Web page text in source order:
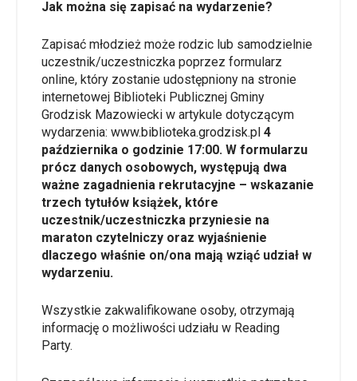
Jak można się zapisać na wydarzenie?
Zapisać młodzież może rodzic lub samodzielnie
uczestnik/uczestniczka poprzez formularz
online, który zostanie udostępniony na stronie
internetowej Biblioteki Publicznej Gminy
Grodzisk Mazowiecki w artykule dotyczącym
wydarzenia: www.biblioteka.grodzisk.pl 4
października o godzinie 17:00. W formularzu
prócz danych osobowych, występują dwa
ważne zagadnienia rekrutacyjne – wskazanie
trzech tytułów książek, które
uczestnik/uczestniczka przyniesie na
maraton czytelniczy oraz wyjaśnienie
dlaczego właśnie on/ona mają wziąć udział w
wydarzeniu.
Wszystkie zakwalifikowane osoby, otrzymają
informację o możliwości udziału w Reading
Party.